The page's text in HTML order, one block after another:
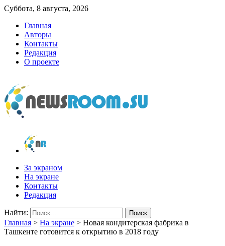
Суббота, 8 августа, 2026
Главная
Авторы
Контакты
Редакция
О проекте
newsroom.su
Новости о новостях
За экраном
На экране
Контакты
Редакция
Найти:
Главная > На экране > Новая кондитерская фабрика в
Ташкенте готовится к открытию в 2018 году